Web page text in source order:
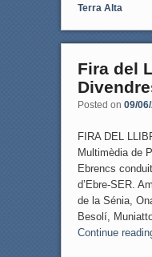
Terra Alta
Fira del
Posted on 09/
FIRA DEL
Multimèdia de
Ebrencs
d’Ebre-SER.
de la Sénia,
Besolí,
Continue